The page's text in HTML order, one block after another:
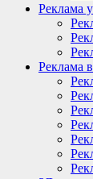
Реклама
Реклама